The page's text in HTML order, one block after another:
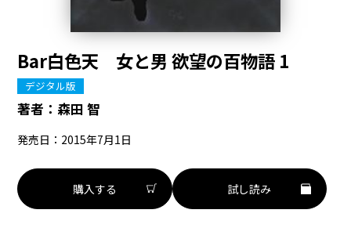
Bar白色天 女と男 欲望の百物語 1
デジタル版
著者： 森田 智
発売日：2015年7月1日
購入する 試し読み